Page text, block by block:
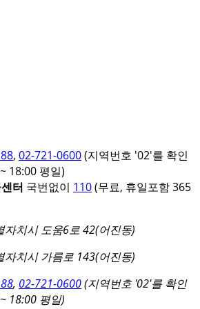
, 02-721-0600(지역번호 '02'를 확인
18:00 평일)
터 국번없이 110(무료, 휴일포함 365
자치시 도움6로 42(어진동)
자치시 가름로 143(어진동)
, 02-721-0600(지역번호 '02'를 확인
18:00 평일)